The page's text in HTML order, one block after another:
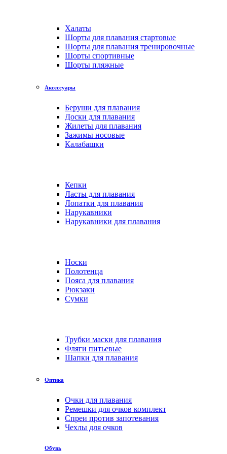
Халаты
Шорты для плавания стартовые
Шорты для плавания тренировочные
Шорты спортивные
Шорты пляжные
Аксессуары
Беруши для плавания
Доски для плавания
Жилеты для плавания
Зажимы носовые
Калабашки
Кепки
Ласты для плавания
Лопатки для плавания
Нарукавники
Нарукавники для плавания
Носки
Полотенца
Пояса для плавания
Рюкзаки
Сумки
Трубки маски для плавания
Фляги питьевые
Шапки для плавания
Оптика
Очки для плавания
Ремешки для очков комплект
Спреи против запотевания
Чехлы для очков
Обувь